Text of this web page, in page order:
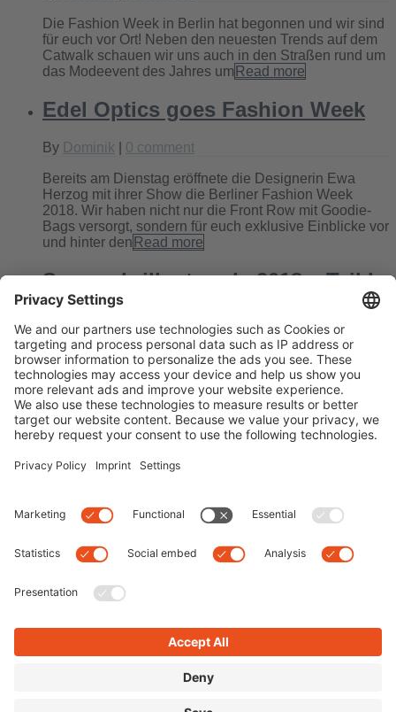
Die Fashion Week in Berlin hat begonnen und wir sind
für euch vor Ort! Neben den neuesten Trends auf dem
Catwalk schauen wir uns auch in den Straßen rund um
das Modeevent des Jahres um Read more
Edel Optics goes Fashion Week
By Dominik 0 comment
Bereits am Dienstag eröffnete die Designerin Ewa
Herzog mit ihrer Show die Berliner Fashion Week
2018. Wir haben nicht nur die Front Row mit Goodie-
Bags versorgt, sondern für euch exklusive Einblicke vor
und hinter den Read more
Sonnenbrillentrends 2018 – Teil I
Ganz nach dem Edel-Optics-Motto SEE AND BE
SEEN sind im Jahr 2018 facettenreiche Brillenmodelle
angesagt. Man darf sich auf eine große Auswahl an
Sonnenbrillen mit auffälligen Rahmen freuen:
Brillenrahmen werden transparent, sechs- und
achteckige BrillenRead more
Previous
Letzte Posts
50 Jahre Porsche Design: Die Jubiläums-
Die perfekte Festival-Sonnenbrille
Die 9 besten Polarisationsbrillen für Angeln &
7 Mythen über Augen: Fakten oder Fake News?